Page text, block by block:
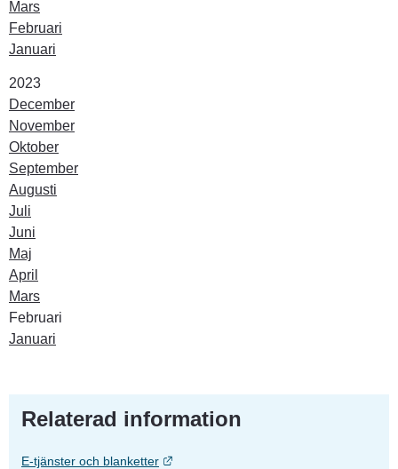
Mars
Februari
Januari
År:
2023
December
November
Oktober
September
Augusti
Juli
Juni
Maj
April
Mars
Februari
Januari
Relaterad information
E-tjänster och blanketter Länk till annan webbplats.